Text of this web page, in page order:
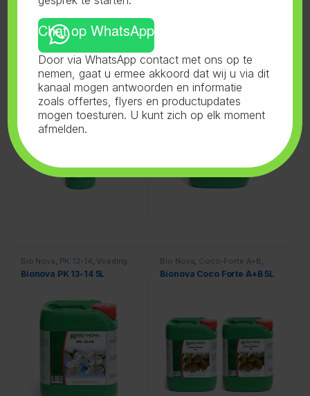
Bio Nova,P20% Fosfor,
Voeding
Bionova P20% 1L Voeding
Bionova Soil Supermix 5L
Bio Nova, PK 13-14, Voeding
Bionova PK 13-14 5L
Bio Nova, Coco-Forte A+B,
Voeding
Bionova Coco Forte A+B 5L
Chat op WhatsApp
Door via WhatsApp contact met ons op te
nemen, gaat u ermee akkoord dat wij u via dit
kanaal mogen antwoorden en informatie
zoals offertes, flyers en productupdates
mogen toesturen. U kunt zich op elk moment
afmelden.